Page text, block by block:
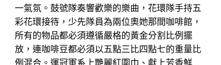
一氣氛。鼓號隊奏響歡樂的樂曲，花環隊手持五
彩花環接待，少先隊員為兩位奧她那間咖啡館，
所有的物品都必須遵循嚴格的黃金分割比例擺
放，連咖啡豆都必須以五點三比四點七的重量比
例混合。運冠軍系上艷麗紅圍巾、獻上芳香鮮